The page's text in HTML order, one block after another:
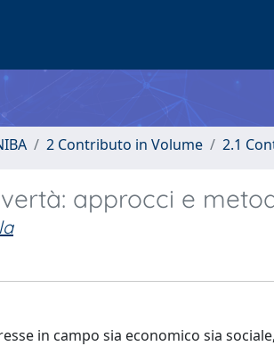
2 Contributo in Volume 2.1
approcci e
in campo sia economico sia